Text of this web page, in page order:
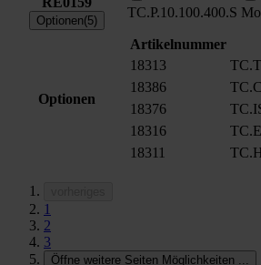
Optionen(5)
TC.P.10.100.400.S
Optionen
Artikelnummer
18313
18386
18376
18316
18311
1
2
3
Öffne weitere Seiten Möglichkeiten